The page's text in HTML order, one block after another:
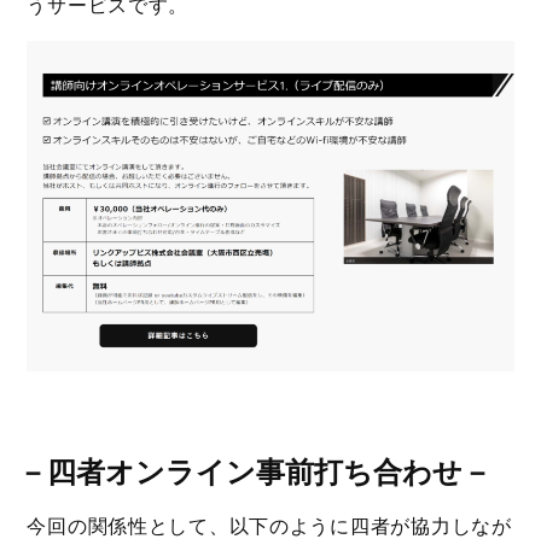
うサービスです。
－ 四者オンライン事前打ち合わせ －
今回の関係性として、以下のように四者が協力しなが